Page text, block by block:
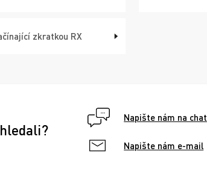
zkratkou RX
Napište nám na chat
Napište nám e-mail